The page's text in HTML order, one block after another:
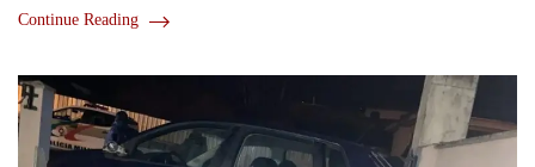
Continue Reading